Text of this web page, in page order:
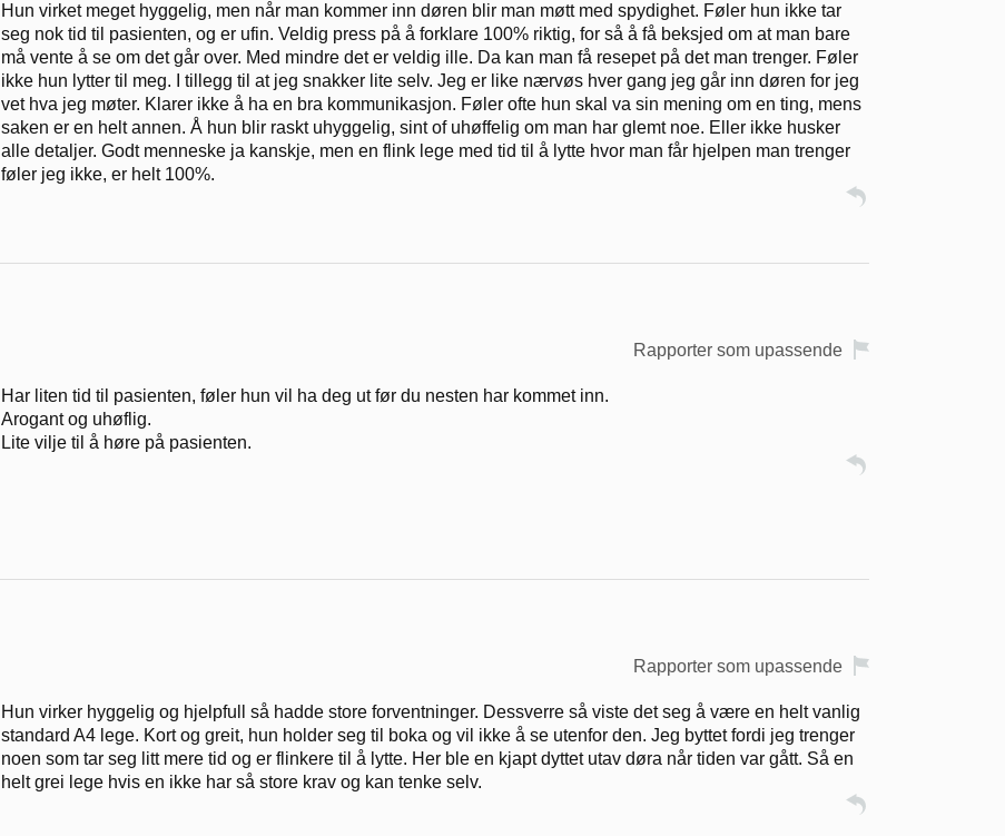
Hun virket meget hyggelig, men når man kommer inn døren blir man møtt med spydighet. Føler hun ikke tar
seg nok tid til pasienten, og er ufin. Veldig press på å forklare 100% riktig, for så å få beksjed om at man bare
må vente å se om det går over. Med mindre det er veldig ille. Da kan man få resepet på det man trenger. Føler
ikke hun lytter til meg. I tillegg til at jeg snakker lite selv. Jeg er like nærvøs hver gang jeg går inn døren for jeg
vet hva jeg møter. Klarer ikke å ha en bra kommunikasjon. Føler ofte hun skal va sin mening om en ting, mens
saken er en helt annen. Å hun blir raskt uhyggelig, sint of uhøffelig om man har glemt noe. Eller ikke husker
alle detaljer. Godt menneske ja kanskje, men en flink lege med tid til å lytte hvor man får hjelpen man trenger
føler jeg ikke, er helt 100%.
Rapporter som upassende
Har liten tid til pasienten, føler hun vil ha deg ut før du nesten har kommet inn.
Arogant og uhøflig.
Lite vilje til å høre på pasienten.
Rapporter som upassende
Hun virker hyggelig og hjelpfull så hadde store forventninger. Dessverre så viste det seg å være en helt vanlig
standard A4 lege. Kort og greit, hun holder seg til boka og vil ikke å se utenfor den. Jeg byttet fordi jeg trenger
noen som tar seg litt mere tid og er flinkere til å lytte. Her ble en kjapt dyttet utav døra når tiden var gått. Så en
helt grei lege hvis en ikke har så store krav og kan tenke selv.